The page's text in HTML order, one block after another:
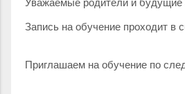
Уважаемые родители и будущие
Запись на обучение проходит
Приглашаем на обучение по